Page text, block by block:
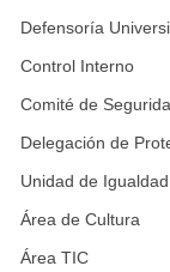
Defensoría
Control Interno
Comité de
Delegación de
Unidad de Igualdad
Área de Cultura
Área TIC